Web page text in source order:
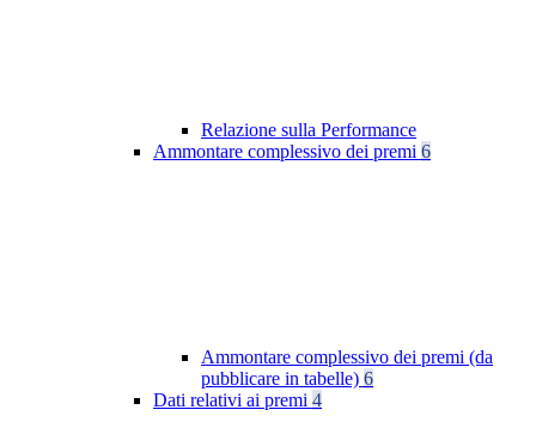
Relazione sulla Performance
Ammontare complessivo dei premi 6
Ammontare complessivo dei premi (da
pubblicare in tabelle) 6
Dati relativi ai premi 4